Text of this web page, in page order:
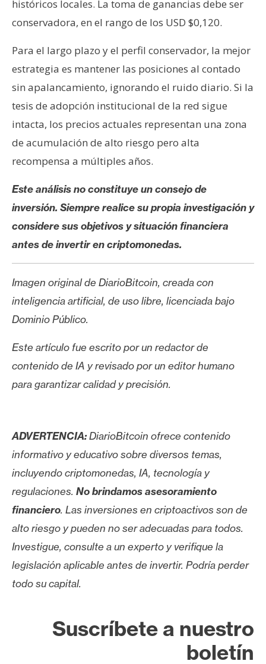
históricos locales. La toma de ganancias debe ser
conservadora, en el rango de los USD $0,120.
Para el largo plazo y el perfil conservador, la mejor
estrategia es mantener las posiciones al contado
sin apalancamiento, ignorando el ruido diario. Si la
tesis de adopción institucional de la red sigue
intacta, los precios actuales representan una zona
de acumulación de alto riesgo pero alta
recompensa a múltiples años.
Este análisis no constituye un consejo de
inversión. Siempre realice su propia investigación y
considere sus objetivos y situación financiera
antes de invertir en criptomonedas.
Imagen original de DiarioBitcoin, creada con
inteligencia artificial, de uso libre, licenciada bajo
Dominio Público.
Este artículo fue escrito por un redactor de
contenido de IA y revisado por un editor humano
para garantizar calidad y precisión.
ADVERTENCIA:DiarioBitcoin ofrece contenido
informativo y educativo sobre diversos temas,
incluyendo criptomonedas, IA, tecnología y
regulaciones. No brindamos asesoramiento
financiero. Las inversiones en criptoactivos son de
alto riesgo y pueden no ser adecuadas para todos.
Investigue, consulte a un experto y verifique la
legislación aplicable antes de invertir. Podría perder
todo su capital.
Suscríbete a nuestro
boletín